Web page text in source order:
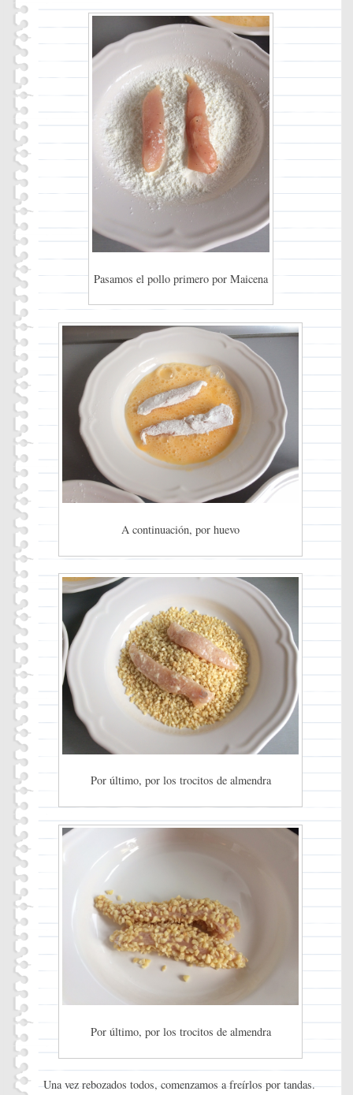
Pasamos el pollo primero por Maicena
A continuación, por huevo
Por último, por los trocitos de almendra
Por último, por los trocitos de almendra
Una vez rebozados todos, comenzamos a freírlos por tandas.